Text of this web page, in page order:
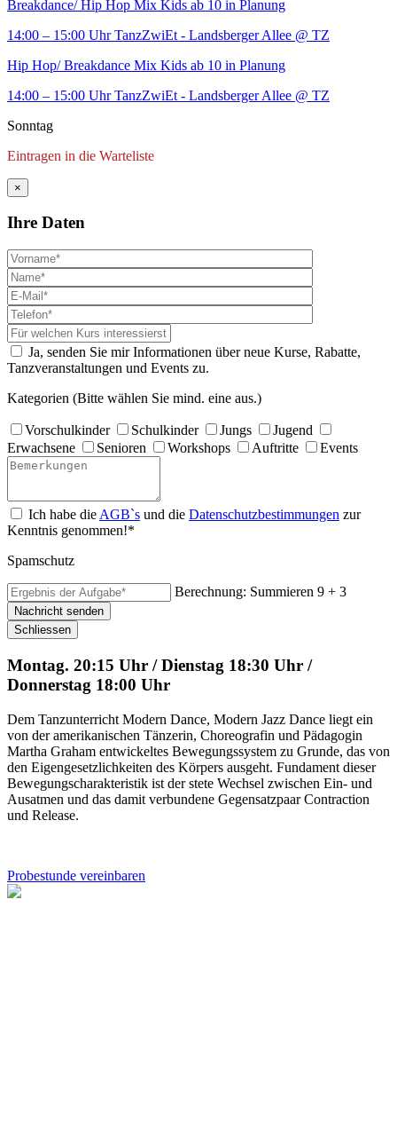
Breakdance/ Hip Hop Mix Kids ab 10 in Planung
14:00 – 15:00 Uhr TanzZwiEt - Landsberger Allee @ TZ
Hip Hop/ Breakdance Mix Kids ab 10 in Planung
14:00 – 15:00 Uhr TanzZwiEt - Landsberger Allee @ TZ
Sonntag
Eintragen in die Warteliste
×
Ihre Daten
Ja, senden Sie mir Informationen über neue Kurse, Rabatte,
Tanzveranstaltungen und Events zu.
Kategorien (Bitte wählen Sie mind. eine aus.)
Vorschulkinder Schulkinder Jungs
Jugend
Erwachsene
Senioren Workshops Auftritte Events
Ich habe die AGB`s und die Datenschutzbestimmungen zur
Kenntnis genommen!*
Spamschutz
Berechnung: Summieren 9 + 3
Nachricht senden
Schliessen
Montag. 20:15 Uhr / Dienstag 18:30 Uhr /
Donnerstag 18:00 Uhr
Dem Tanzunterricht Modern Dance, Modern Jazz Dance liegt ein
von der amerikanischen Tänzerin, Choreografin und Pädagogin
Martha Graham entwickeltes Bewegungssystem zu Grunde, das von
den Eigengesetzlichkeiten des Körpers ausgeht. Fundament dieser
Bewegungscharakteristik ist der stete Wechsel zwischen Ein- und
Ausatmen und das damit verbundene Gegensatzpaar Contraction
und Release.
Probestunde vereinbaren